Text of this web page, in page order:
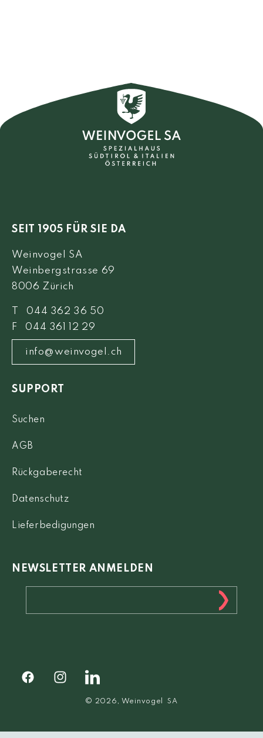
SEIT 1905 FÜR SIE DA
Weinvogel SA
Weinbergstrasse 69
8006 Zürich
T 044 362 36 50
F 044 361 12 29
info@weinvogel.ch
SUPPORT
Suchen
AGB
Rückgaberecht
Datenschutz
Lieferbedigungen
NEWSLETTER ANMELDEN
FacebookInstagramFacebook
© 2026, Weinvogel SA